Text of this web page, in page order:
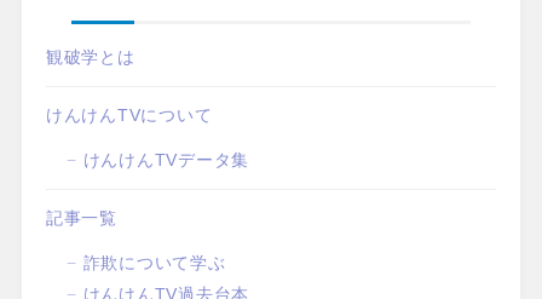
観破学とは
けんけんTVについて
けんけんTVデータ集
記事一覧
詐欺について学ぶ
けんけんTV過去台本